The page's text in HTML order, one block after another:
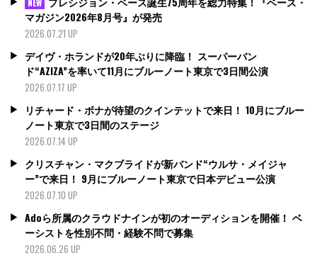
マガジン2026年8月号』が発売
2026.07.21 UP
デイヴ・ホランドが20年ぶりに降臨！ スーパーバン
ド“AZIZA”を率いて11月にブルーノート東京で3日間公演
2026.07.17 UP
リチャード・ボナが待望のクインテットで来日！ 10月にブルー
ノート東京で3日間のステージ
2026.07.14 UP
クリスチャン・マクブライドが新バンド“ウルサ・メイジャ
ー”で来日！ 9月にブルーノート東京で日本デビュー公演
2026.07.10 UP
Adoら所属のクラウドナインが初のオーディションを開催！ ベ
ーシストを性別不問・経験不問で募集
2026.06.26 UP